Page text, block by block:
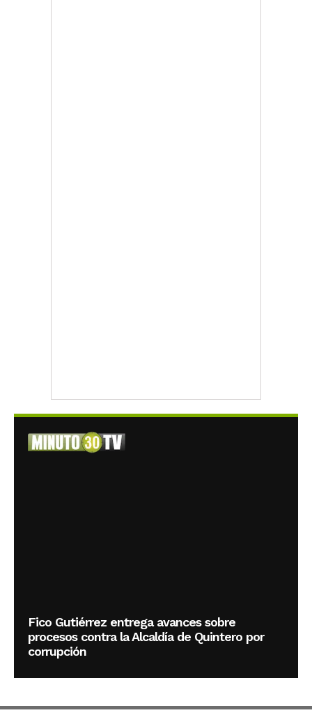
Fico Gutiérrez entrega avances sobre
procesos contra la Alcaldía de Quintero por
corrupción